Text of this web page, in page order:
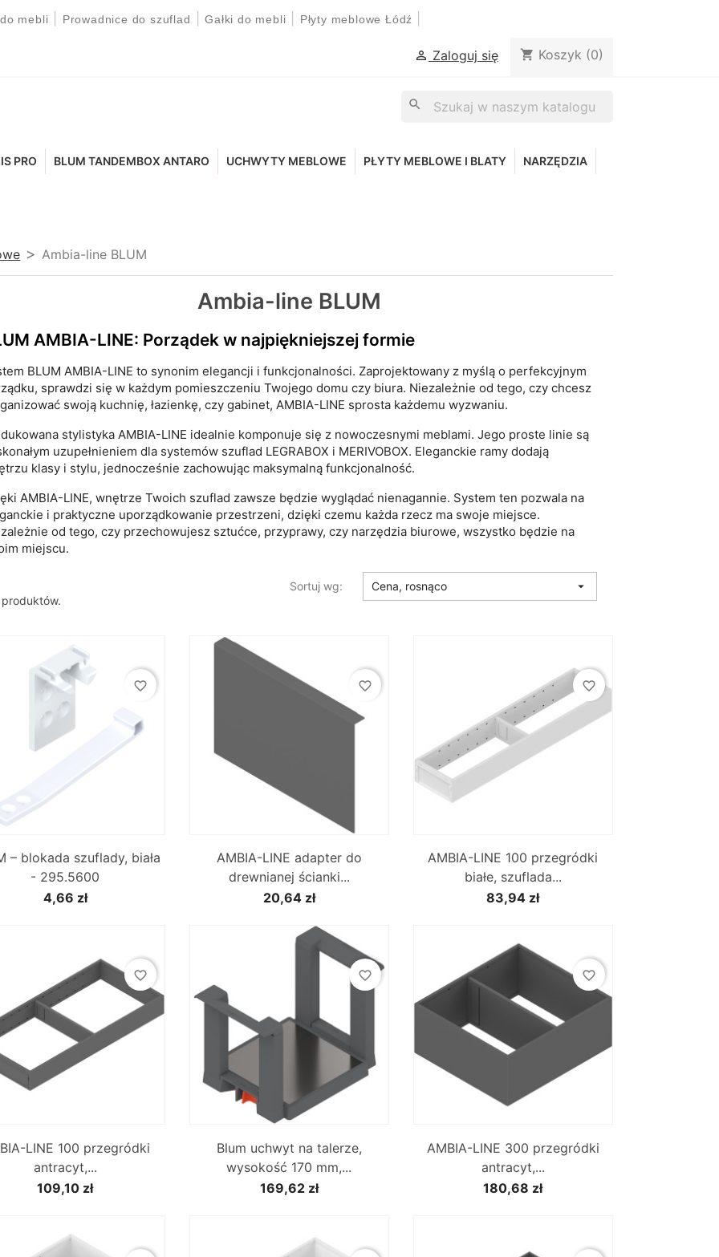
mebli Prowadnice do szuflad |Gałki do mebli Płyty meblowe Łódź
 Zaloguj się shopping_cart Koszyk (0)
search
PRO BLUM TANDEMBOX ANTARO UCHWYTY MEBLOWE PŁYTY MEBLOWE I BLATY NARZĘDZIA
Ambia-line BLUM
Ambia-line BLUM
AMBIA-LINE: Porządek w najpiękniejszej formie
BLUM AMBIA-LINE to synonim elegancji i funkcjonalności. Zaprojektowany z myślą o perfekcyjnym
sprawdzi się w każdym pomieszczeniu Twojego domu czy biura. Niezależnie od tego, czy chcesz
swoją kuchnię, łazienkę, czy gabinet, AMBIA-LINE sprosta każdemu wyzwaniu.
stylistyka AMBIA-LINE idealnie komponuje się z nowoczesnymi meblami. Jego proste linie są
uzupełnieniem dla systemów szuflad LEGRABOX i MERIVOBOX. Eleganckie ramy dodają
klasy i stylu, jednocześnie zachowując maksymalną funkcjonalność.
AMBIA-LINE, wnętrze Twoich szuflad zawsze będzie wyglądać nienagannie. System ten pozwala na
i praktyczne uporządkowanie przestrzeni, dzięki czemu każda rzecz ma swoje miejsce.
od tego, czy przechowujesz sztućce, przyprawy, czy narzędzia biurowe, wszystko będzie na
miejscu.
Sortuj wg: Cena, rosnąco 
– blokada szuflady, biała
- 295.5600
4,66 zł
favorite_border
AMBIA-LINE adapter do
drewnianej ścianki...
20,64 zł
favorite_border
AMBIA-LINE 100 przegródki
białe, szuflada...
83,94 zł
favorite_border
LINE 100 przegródki
antracyt,...
109,10 zł
favorite_border
Blum uchwyt na talerze,
wysokość 170 mm,...
169,62 zł
favorite_border
AMBIA-LINE 300 przegródki
antracyt,...
180,68 zł
favorite_border